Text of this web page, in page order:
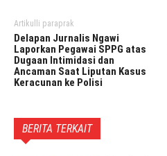
Artikulli paraprak
Delapan Jurnalis Ngawi
Laporkan Pegawai SPPG atas
Dugaan Intimidasi dan
Ancaman Saat Liputan Kasus
Keracunan ke Polisi
BERITA TERKAIT